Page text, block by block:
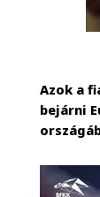
Azok a
bejárni